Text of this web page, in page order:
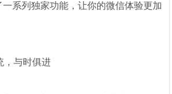
系列独家功能，让你的微信体验更加
，与时俱进